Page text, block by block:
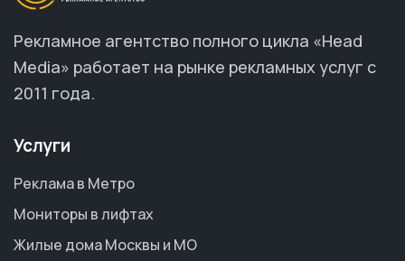
Рекламное агентство полного цикла «Head
Media» работает на рынке рекламных услуг с
2011 года.
Услуги
Реклама в Метро
Мониторы в лифтах
Жилые дома Москвы и МО